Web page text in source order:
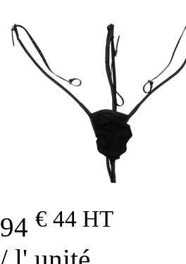
94 € 44 HT